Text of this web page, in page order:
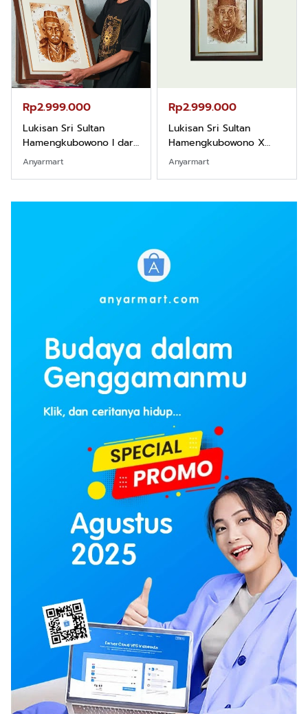
Rp2.999.000
Lukisan Sri Sultan
Hamengkubowono I dari
Kopi Karya Rudi Winarso
Anyarmart
Rp2.999.000
Lukisan Sri Sultan
Hamengkubowono X
dari Kopi Karya Rudi
Winarso
Anyarmart